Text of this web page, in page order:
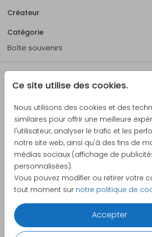
Ce site utilise des cookies.
Nous utilisons des cookies et des
similaires pour offrir une meilleure
l'utilisateur, analyser le trafic et les
notre site web, ainsi qu'à des fins de
médias sociaux (affichage de
personnalisées).
Vous pouvez modifier ou retirer votre
tout moment sur notre politique de
Accepter
souvenirs
du produit :
et couvercle.
Dimensions :
40 x 30 x 13 cm et
Matériau :
Pin
Impression :
Impression en
dessus du
dorure : non
Surface :
Impression sur
toucher
Créateur
Catégorie
Boîte souvenirs
La papeterie assortie